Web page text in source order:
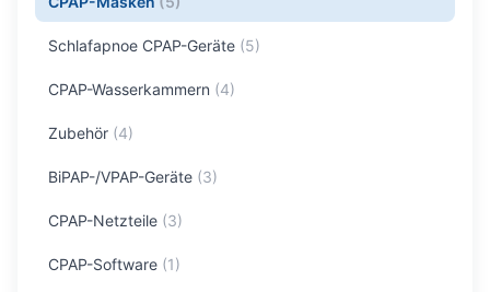
Schlafapnoe CPAP-Geräte (5)
CPAP-Wasserkammern (4)
Zubehör (4)
BiPAP-/VPAP-Geräte (3)
CPAP-Netzteile (3)
CPAP-Software (1)